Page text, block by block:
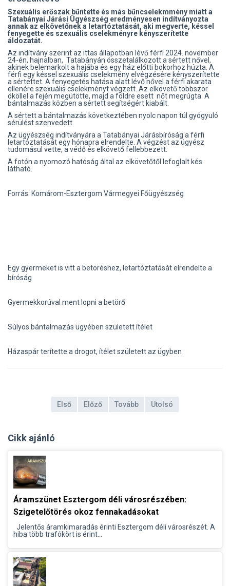
Szexuális erőszak bűntette és más bűncselekmmény miatt a
Tatabányai Járási Ügyészség eredményesen indítványozta
annak az elkövetőnek a letartóztatását, aki megverte, késsel
fenyegette és szexuális cselekményre kényszerítette
áldozatát.
Az indítvány szerint az ittas állapotban lévő férfi 2024. november
24-én, hajnalban, Tatabányán összetalálkozott a sértett nővel,
akinek belemarkolt a hajába és egy ház előtti bokorhoz húzta. A
férfi egy késsel szexuális cselekmény elvégzésére kényszerítette
a sértettet. A fenyegetés hatása alatt lévő nővel a férfi akarata
ellenére szexuális cselekményt végzett. Az elkövető többször
ököllel a fején megütötte, majd a földre esett nőt megrúgta. A
bántalmazás közben a sértett segítségért kiabált.
A sértett a bántalmazás következtében nyolc napon túl gyógyuló
sérülést szenvedett.
Az ügyészség indítványára a Tatabányai Járásbíróság a férfi
letartóztatását egy hónapra elrendelte. A végzést az ügyész
tudomásul vette, a védő és elkövető fellebbezett.
A fotón a nyomozó hatóság által az elkövetőtől lefoglalt kés
látható.
Forrás: Komárom-Esztergom Vármegyei Főügyészség
Egy gyermeket is vitt a betöréshez, letartóztatását elrendelte a
bíróság
Gyermekkorúval ment lopni a betörő
Súlyos bántalmazás ügyében született ítélet
Házaspár terítette a drogot, ítélet született az ügyben
Első Előző Tovább Utolsó
Cikk ajánló
Áramszünet Esztergom déli városrészében:
Szigetelőtörés okoz fennakadásokat
Jelentős áramkimaradás érinti Esztergom déli városrészét. A
hiba több trafókört is érint...